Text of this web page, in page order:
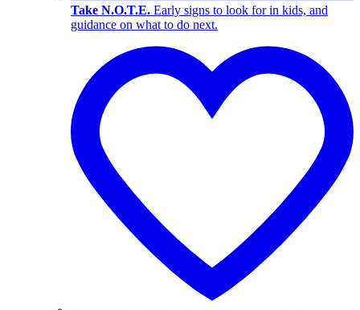
Take N.O.T.E. Early signs to look for in kids, and
guidance on what to do next.